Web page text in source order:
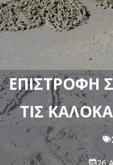
ΕΠΙΣΤΡΟΦΉ
ΤΙΣ
26